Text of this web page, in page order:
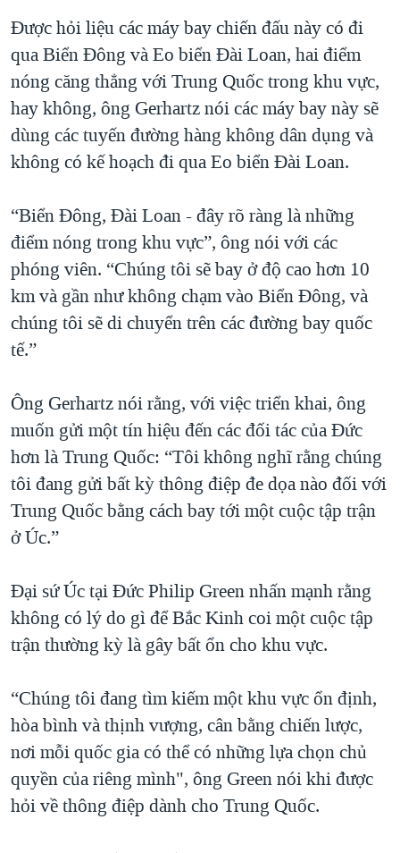
Được hỏi liệu các máy bay chiến đấu này có đi
qua Biển Đông và Eo biển Đài Loan, hai điểm
nóng căng thẳng với Trung Quốc trong khu vực,
hay không, ông Gerhartz nói các máy bay này sẽ
dùng các tuyến đường hàng không dân dụng và
không có kế hoạch đi qua Eo biển Đài Loan.
“Biển Đông, Đài Loan - đây rõ ràng là những
điểm nóng trong khu vực”, ông nói với các
phóng viên. “Chúng tôi sẽ bay ở độ cao hơn 10
km và gần như không chạm vào Biển Đông, và
chúng tôi sẽ di chuyển trên các đường bay quốc
tế.”
Ông Gerhartz nói rằng, với việc triển khai, ông
muốn gửi một tín hiệu đến các đối tác của Đức
hơn là Trung Quốc: “Tôi không nghĩ rằng chúng
tôi đang gửi bất kỳ thông điệp đe dọa nào đối với
Trung Quốc bằng cách bay tới một cuộc tập trận
ở Úc.”
Đại sứ Úc tại Đức Philip Green nhấn mạnh rằng
không có lý do gì để Bắc Kinh coi một cuộc tập
trận thường kỳ là gây bất ổn cho khu vực.
“Chúng tôi đang tìm kiếm một khu vực ổn định,
hòa bình và thịnh vượng, cân bằng chiến lược,
nơi mỗi quốc gia có thể có những lựa chọn chủ
quyền của riêng mình", ông Green nói khi được
hỏi về thông điệp dành cho Trung Quốc.